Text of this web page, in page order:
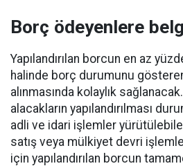
Borç ödeyenlere
Yapılandırılan borcun en az
halinde borç durumunu
alınmasında kolaylık
alacakların yapılandırılması
adli ve idari işlemler
satış veya mülkiyet devri
için yapılandırılan borcun